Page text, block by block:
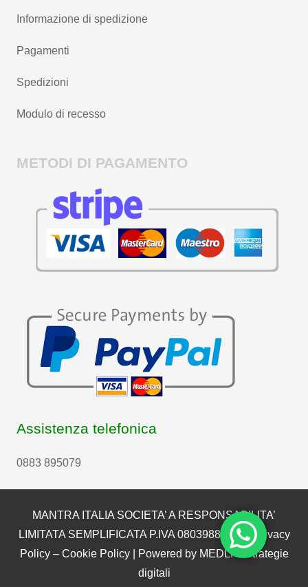
Informazione di spedizione
Pagamenti
Spedizioni
Modulo di recesso
METODI DI PAGAMENTO
Assistenza telefonica
0883 895079
MANTRA ITALIA SOCIETA’ A RESPONSABILITA’
LIMITATA SEMPLIFICATA P.IVA 08039880722 | Privacy
Policy– Cookie Policy| Powered by MEDLI – Strategie
digitali